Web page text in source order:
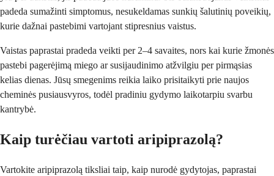
padeda sumažinti simptomus, nesukeldamas sunkių šalutinių poveikių,
kurie dažnai pastebimi vartojant stipresnius vaistus.
Vaistas paprastai pradeda veikti per 2–4 savaites, nors kai kurie žmonės
pastebi pagerėjimą miego ar susijaudinimo atžvilgiu per pirmąsias
kelias dienas. Jūsų smegenims reikia laiko prisitaikyti prie naujos
cheminės pusiausvyros, todėl pradiniu gydymo laikotarpiu svarbu
kantrybė.
Kaip turėčiau vartoti aripiprazolą?
Vartokite aripiprazolą tiksliai taip, kaip nurodė gydytojas, paprastai